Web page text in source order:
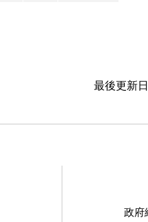
最後更新日
政府